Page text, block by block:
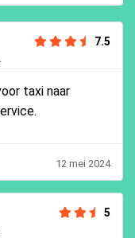
7.5
taxi naar
12 mei 2024
5